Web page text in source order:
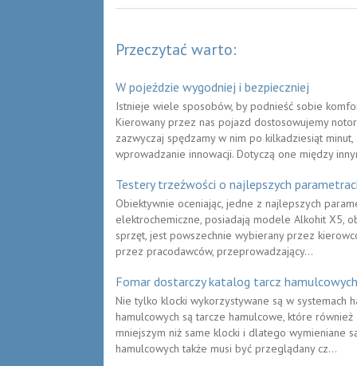
Przeczytać warto:
W pojeździe wygodniej i bezpieczniej
Istnieje wiele sposobów, by podnieść sobie
Kierowany przez nas pojazd dostosowujemy
zazwyczaj spędzamy w nim po kilkadziesiąt
wprowadzanie innowacji. Dotyczą one między
Testery trzeźwości o najlepszych
Obiektywnie oceniając, jedne z najlepszych
elektrochemiczne, posiadają modele Alkohit X5,
sprzęt, jest powszechnie wybierany przez
przez pracodawców, przeprowadzający...
Fomar dostarczy katalog tarcz hamulcowych
Nie tylko klocki wykorzystywane są w systemach
hamulcowych są tarcze hamulcowe, które
mniejszym niż same klocki i dlatego wymieniane
hamulcowych także musi być przeglądany cz...